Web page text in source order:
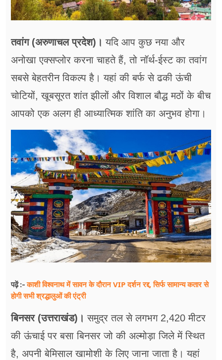
तवांग (अरुणाचल प्रदेश)। यदि आप कुछ नया और
अनोखा एक्सप्लोर करना चाहते हैं, तो नॉर्थ-ईस्ट का तवांग
सबसे बेहतरीन विकल्प है। यहां की बर्फ से ढकी ऊंची
चोटियों, खूबसूरत शांत झीलों और विशाल बौद्ध मठों के बीच
आपको एक अलग ही आध्यात्मिक शांति का अनुभव होगा।
पढ़ें :-काशी विश्वनाथ में सावन के दौरान VIP दर्शन रद्द, सिर्फ सामान्य कतार से
होगी सभी श्रद्धालुओं की एंट्री
बिनसर (उत्तराखंड)। समुद्र तल से लगभग 2,420 मीटर
की ऊंचाई पर बसा बिनसर जो की अल्मोड़ा जिले में स्थित
है, अपनी बेमिसाल खामोशी के लिए जाना जाता है। यहां